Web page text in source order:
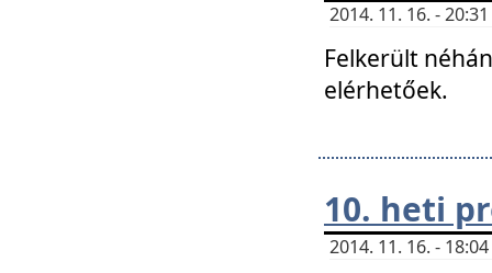
2014. 11. 16. -
Felkerült
elérhetőek.
10. heti
2014. 11. 16. -